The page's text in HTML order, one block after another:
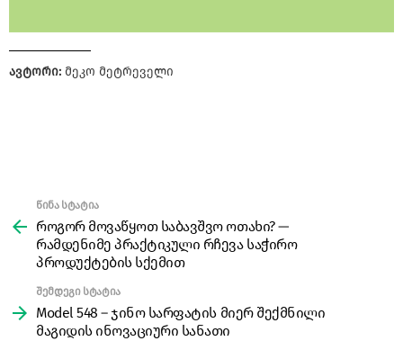
ავტორი: მეკო მეტრეველი
more
წინა სტატია
როგორ მოვაწყოთ საბავშვო ოთახი? —
რამდენიმე პრაქტიკული რჩევა საჭირო
პროდუქტების სქემით
შემდეგი სტატია
Model 548 – ჯინო სარფატის მიერ შექმნილი
მაგიდის ინოვაციური სანათი